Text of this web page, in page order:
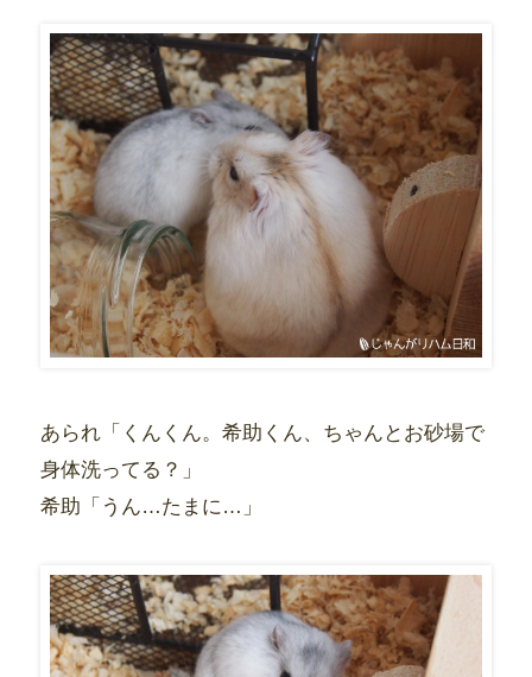
あられ「くんくん。希助くん、ちゃんとお砂場で
身体洗ってる？」
希助「うん…たまに…」